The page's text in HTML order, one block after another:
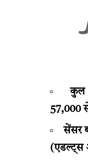
कुल
57,000
सेंसर
(एडल्ट्स